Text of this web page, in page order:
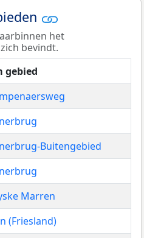
het
bevindt.
gebied
Buitengebied
Marren
(Friesland)